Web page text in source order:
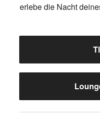
erlebe die Nacht